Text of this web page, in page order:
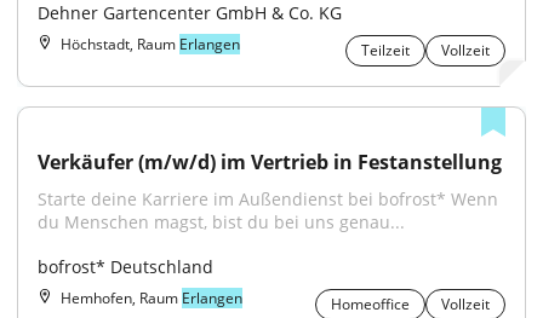
Dehner Gartencenter GmbH & Co. KG
Höchstadt, Raum Erlangen Teilzeit Vollzeit
Verkäufer (m/w/d) im Vertrieb in Festanstellung
Starte deine Karriere im Außendienst bei bofrost* Wenn
du Menschen magst, bist du bei uns genau...
bofrost* Deutschland
Hemhofen, Raum Erlangen Homeoffice
Vollzeit